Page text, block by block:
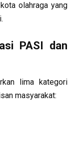
olahraga yang
PASI dan
lima kategori
masyarakat: